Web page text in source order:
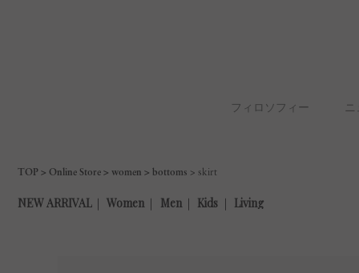
フィロソフィー ニ
TOP Online Store women bottoms skirt